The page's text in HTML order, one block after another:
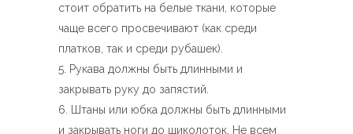
стоит обратить на белые ткани, которые
чаще всего просвечивают (как среди
платков, так и среди рубашек).
Рукава должны быть длинными и
закрывать руку до запястий.
Штаны или юбка должны быть длинными
и закрывать ноги до щиколоток. Не всем